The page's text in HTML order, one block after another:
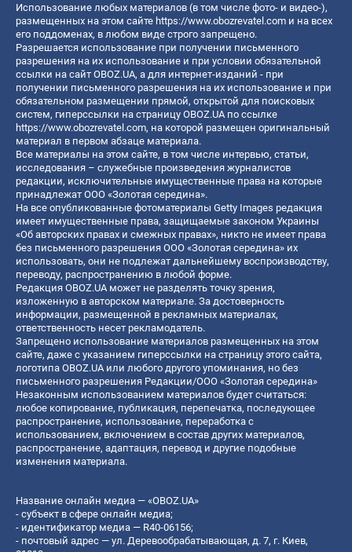
Использование любых материалов (в том числе фото- и видео-),
размещенных на этом сайте https://www.obozrevatel.com и на всех
его поддоменах, в любом виде строго запрещено.
Разрешается использование при получении письменного
разрешения на их использование и при условии обязательной
ссылки на сайт OBOZ.UA, а для интернет-изданий - при
получении письменного разрешения на их использование и при
обязательном размещении прямой, открытой для поисковых
систем, гиперссылки на страницу OBOZ.UA по ссылке
https://www.obozrevatel.com, на которой размещен оригинальный
материал в первом абзаце материала.
Все материалы на этом сайте, в том числе интервью, статьи,
исследования – служебные произведения журналистов
редакции, исключительные имущественные права на которые
принадлежат ООО «Золотая середина».
На все опубликованные фотоматериалы Getty Images редакция
имеет имущественные права, защищаемые законом Украины
«Об авторских правах и смежных правах», никто не имеет права
без письменного разрешения ООО «Золотая середина» их
использовать, они не подлежат дальнейшему воспроизводству,
переводу, распространению в любой форме.
Редакция OBOZ.UA может не разделять точку зрения,
изложенную в авторском материале. За достоверность
информации, размещенной в рекламных материалах,
ответственность несет рекламодатель.
Запрещено использование материалов размещенных на этом
сайте, даже с указанием гиперссылки на страницу этого сайта,
логотипа OBOZ.UA или любого другого упоминания, но без
письменного разрешения Редакции/ООО «Золотая середина»
Незаконным использованием материалов будет считаться:
любое копирование, публикация, перепечатка, последующее
распространение, использование, переработка с
использованием, включением в состав других материалов,
распространение, адаптация, перевод и другие подобные
изменения материала.
Название онлайн медиа — «OBOZ.UA»
- субъект в сфере онлайн медиа;
- идентификатор медиа — R40-06156;
- почтовый адрес — ул. Деревообрабатывающая, д. 7, г. Киев,